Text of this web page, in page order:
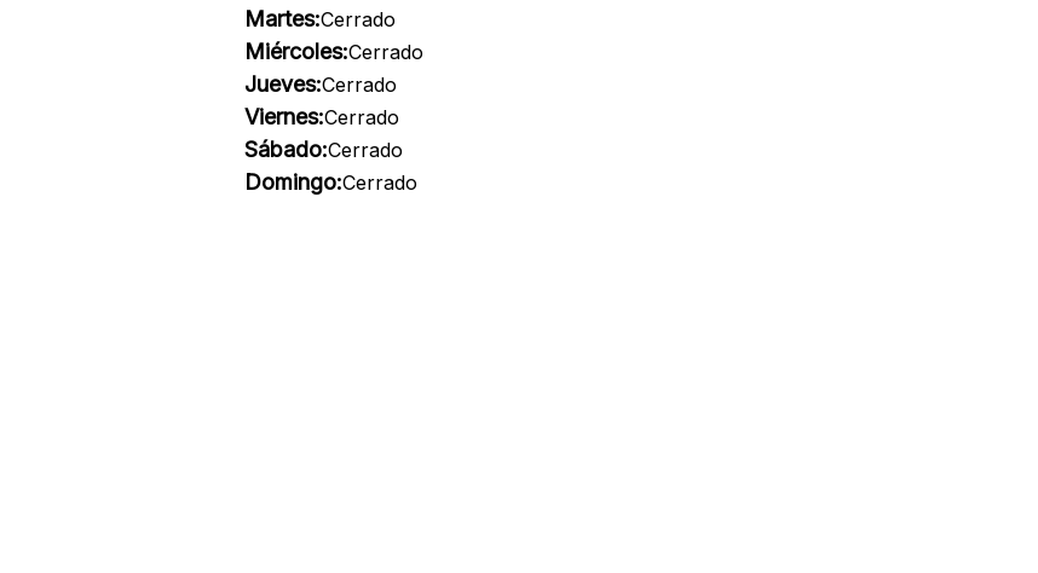
Martes:Cerrado
Miércoles:Cerrado
Jueves:Cerrado
Viernes:Cerrado
Sábado:Cerrado
Domingo:Cerrado